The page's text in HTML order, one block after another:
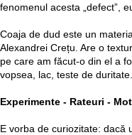
fenomenul acesta „defect”,
Coaja de dud este un
Alexandrei Crețu. Are o
pe care am făcut-o din el a
vopsea, lac, teste de
Experimente - Rateuri -
E vorba de curiozitate: dacă